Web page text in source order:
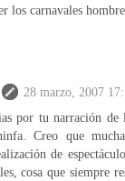
los carnavales
28 marzo, 2007
por tu narración de
Creo que
de
cosa que siempre